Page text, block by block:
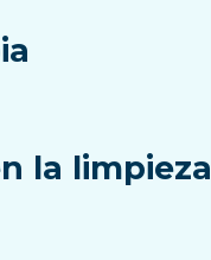
la limpieza